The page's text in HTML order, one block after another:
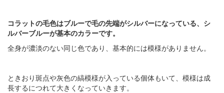
コラットの毛色はブルーで毛の先端がシルバーになっている、シ
ルバーブルーが基本のカラーです。
全身が濃淡のない同じ色であり、基本的には模様がありません。
ときおり斑点や灰色の縞模様が入っている個体もいて、模様は成
長するにつれて大きくなっていきます。